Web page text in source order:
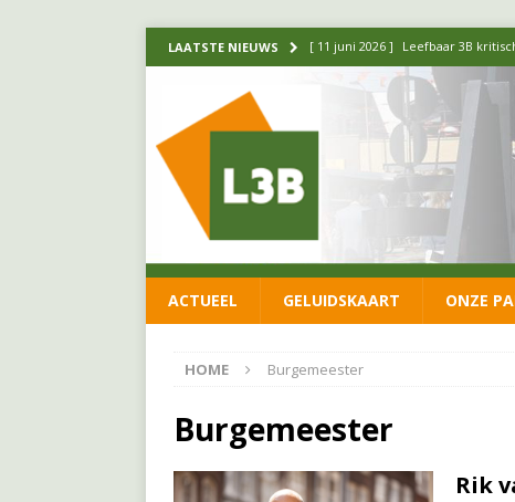
LAATSTE NIEUWS [ 11 juni 2026 ] Leefbaar 3B
[ 20 mei 2026 ] Leefbaar 3B
luchtalarm niet af! FRACTIE
[ 14 mei 2026 ] Update over de
[ 26 juni 2026 ] Leefbaar 3B en
ACTUEEL GELUIDSKAART ONZE
HOME Burgemeester
Burgemeester
Rik